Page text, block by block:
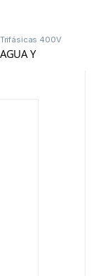
Trifásicas 400V
Y